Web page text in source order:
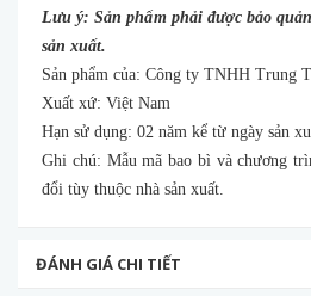
Lưu ý: Sản phẩm phải được bảo
sản xuất.
Sản phẩm của: Công ty TNHH Trung
Xuất xứ: Việt Nam
Hạn sử dụng: 02 năm kể từ ngày sản
Ghi chú: Mẫu mã bao bì và chương
đổi tùy thuộc nhà sản xuất.
ĐÁNH GIÁ CHI TIẾT